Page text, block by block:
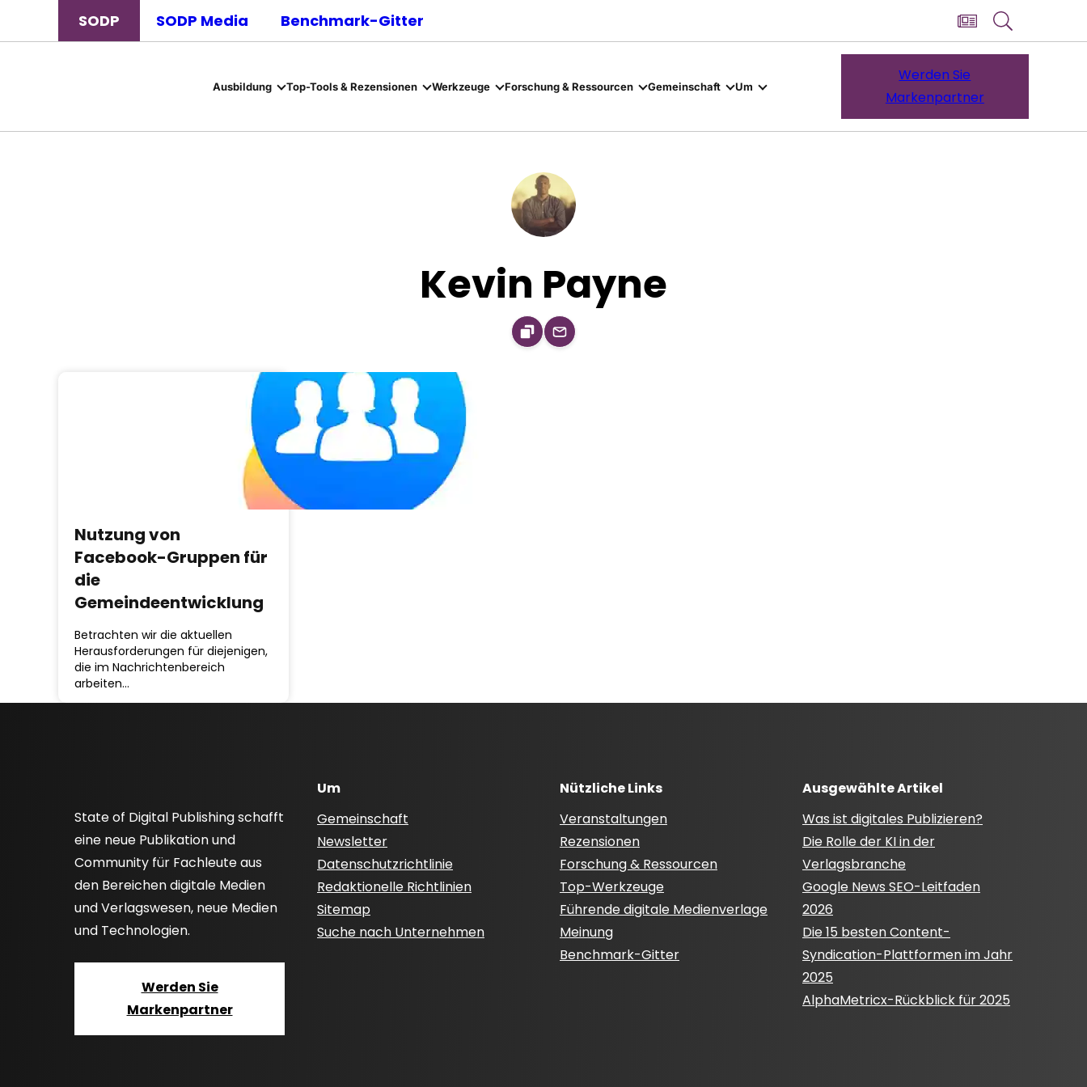
SODP SODP Media Benchmark-Gitter
Ausbildung Top-Tools & Rezensionen Werkzeuge Forschung & Ressourcen Gemeinschaft Um
Werden Sie
Markenpartner
Kevin Payne
Nutzung von
Facebook-Gruppen für
die
Gemeindeentwicklung
Betrachten wir die aktuellen
Herausforderungen für diejenigen,
die im Nachrichtenbereich
arbeiten…
State of Digital Publishing schafft
eine neue Publikation und
Community für Fachleute aus
den Bereichen digitale Medien
und Verlagswesen, neue Medien
und Technologien.
Werden Sie
Markenpartner
Um
Gemeinschaft
Newsletter
Datenschutzrichtlinie
Redaktionelle Richtlinien
Sitemap
Suche nach Unternehmen
Nützliche Links
Veranstaltungen
Rezensionen
Forschung & Ressourcen
Top-Werkzeuge
Führende digitale Medienverlage
Meinung
Benchmark-Gitter
Ausgewählte Artikel
Was ist digitales Publizieren?
Die Rolle der KI in der
Verlagsbranche
Google News SEO-Leitfaden
2026
Die 15 besten Content-
Syndication-Plattformen im Jahr
2025
AlphaMetricx-Rückblick für 2025